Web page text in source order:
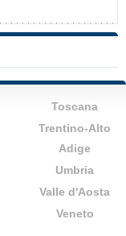
Toscana
Trentino-Alto
Adige
Umbria
Valle d'Aosta
Veneto